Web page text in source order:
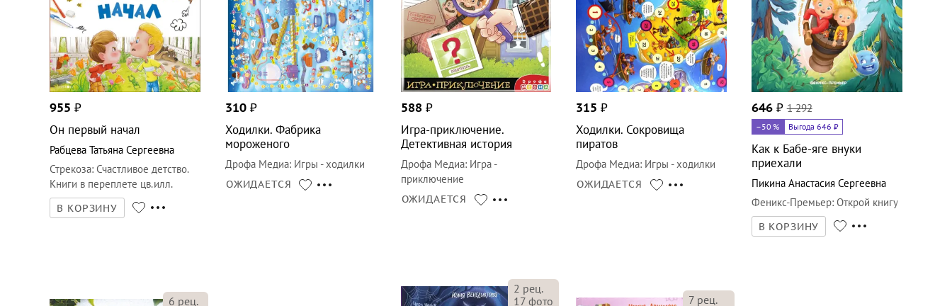
955 ₽
Он первый начал
Рабцева Татьяна Сергеевна
Стрекоза: Счастливое детство.
Книги в переплете цв.илл.
В КОРЗИНУ
310 ₽
Ходилки. Фабрика
мороженого
Дрофа Медиа: Игры - ходилки
ОЖИДАЕТСЯ
588 ₽
Игра-приключение.
Детективная история
Дрофа Медиа: Игра -
приключение
ОЖИДАЕТСЯ
315₽
Ходилки. Сокровища
пиратов
Дрофа Медиа: Игры - ходилки
ОЖИДАЕТСЯ
646₽1 292
–50 % Выгода 646 ₽
Как к Бабе-яге внуки
приехали
Пикина Анастасия Сергеевна
Феникс-Премьер: Открой книгу
В КОРЗИНУ
6 рец.
2 рец.
17 фото 7рец.